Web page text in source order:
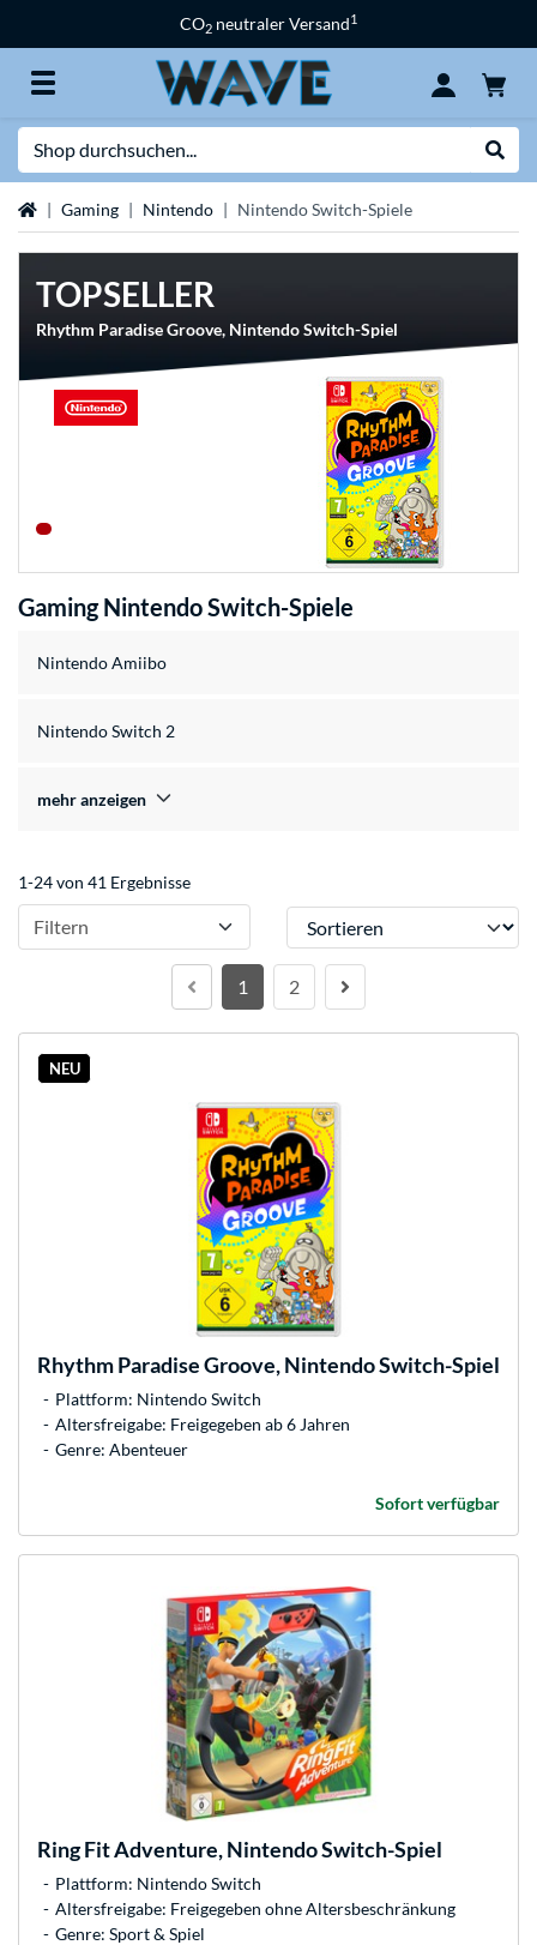
CO2 neutraler Versand1
StartseiteGaming Nintendo Nintendo Switch-Spiele
TOPSELLER
Rhythm Paradise Groove, Nintendo Switch-Spiel
Gaming Nintendo Switch-Spiele
Nintendo Amiibo
Nintendo Switch 2
mehr anzeigen
1-24 von 41 Ergebnisse
Filtern Sortieren
1 2
NEU
Rhythm Paradise Groove, Nintendo Switch-Spiel
Plattform: Nintendo Switch
Altersfreigabe: Freigegeben ab 6 Jahren
Genre: Abenteuer
Sofort verfügbar
Ring Fit Adventure, Nintendo Switch-Spiel
Plattform: Nintendo Switch
Altersfreigabe: Freigegeben ohne Altersbeschränkung
Genre: Sport & Spiel